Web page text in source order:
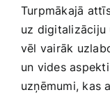
Turpmākajā
uz digitalizāciju
vēl vairāk
un vides
uzņēmumi, kas